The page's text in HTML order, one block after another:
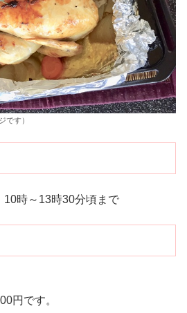
です）
時～13時30分頃まで
円です。